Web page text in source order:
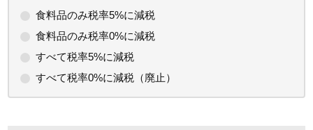
食料品のみ税率5%に減税
食料品のみ税率0%に減税
すべて税率5%に減税
すべて税率0%に減税（廃止）